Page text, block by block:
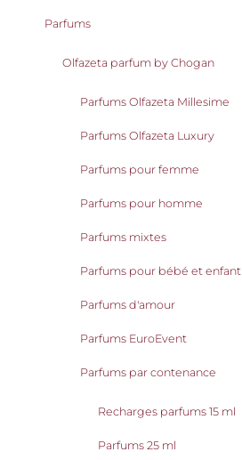
Parfums
Olfazeta parfum by Chogan
Parfums Olfazeta Millesime
Parfums Olfazeta Luxury
Parfums pour femme
Parfums pour homme
Parfums mixtes
Parfums pour bébé et enfant
Parfums d'amour
Parfums EuroEvent
Parfums par contenance
Recharges parfums 15 ml
Parfums 25 ml